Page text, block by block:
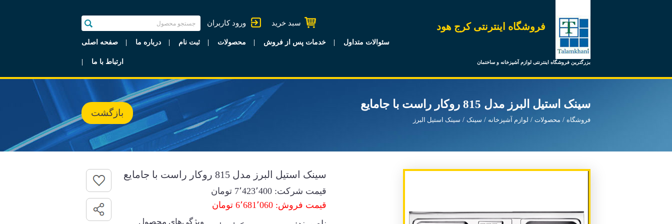
فروشگاه اینترنتی کرج هود
بزرگترین فروشگاه اینترنتی لوازم آشپزخانه و ساختمان
ورود کاربران سبد خرید
صفحه اصلی درباره ما ثبت نام محصولات خدمات پس از فروش سئوالات متداول
ارتباط با ما
سینک استیل البرز مدل 815 روکار راست با جامایع
فروشگاه محصولات لوازم آشپزخانه سینک سینک استیل البرز
بازگشت
سینک استیل البرز مدل 815 روکار راست با جامایع
قیمت شرکت: 7٬423٬400 تومان
قیمت فروش: 6٬681٬060 تومان
ویژگی‌های محصول